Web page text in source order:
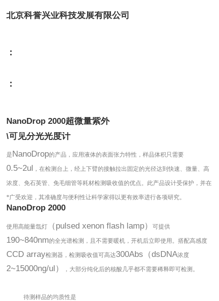
北京科誉兴业科技发展有限公司
：
：
NanoDrop 2000超微量紫外
\可见分光光度计
是 NanoDrop的产品，应用液体的表面张力特性，样品体积只需要
0.5~2ul ，在检测台上，经上下臂的接触拉出固定的光径达到快速、微量、高
浓度、免石英管、免毛细管等耗材检测吸收值的优点。此产品设计受保护，并在
*广受欢迎，其准确度与便利性让科学家得以更有效率进行各项研究。
NanoDrop 2000
使用高能量氙灯 （pulsed xenon flash lamp）可提供
190~840nm的全光谱检测，且不需要暖机，开机后立即使用。搭配高感度
CCD array检测器，检测吸收值可高达300Abs（dsDNA浓度
2~15000ng/ul） ，大部分纯化后的核酸几乎都不需要稀释即可检测。
待测样品的均质性是